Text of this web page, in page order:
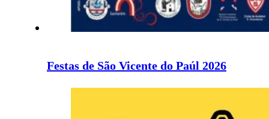
Festas de São Vicente do Paúl 2026